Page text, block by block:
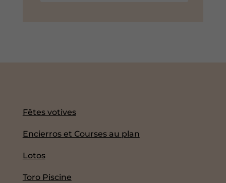
Fêtes votives
Encierros et Courses au plan
Lotos
Toro Piscine